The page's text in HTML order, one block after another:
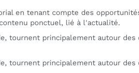
en tenant compte des
ponctuel, lié à l'actualité.
tournent principalement autour des
tournent principalement autour des